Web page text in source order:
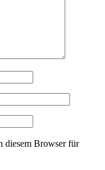
diesem Browser für